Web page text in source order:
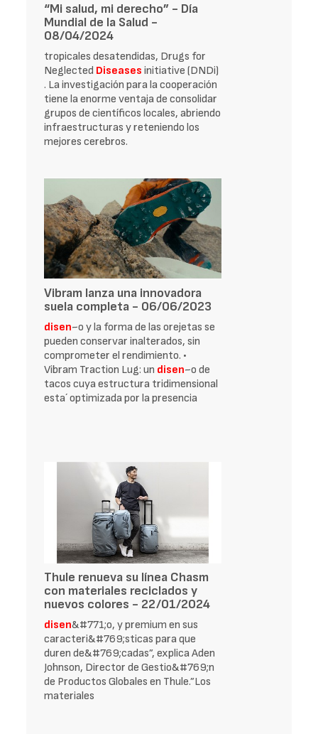
“Mi salud, mi derecho” - Día
Mundial de la Salud -
08/04/2024
tropicales desatendidas, Drugs for
Neglected Diseases initiative (DNDi)
. La investigación para la cooperación
tiene la enorme ventaja de consolidar
grupos de científicos locales, abriendo
infraestructuras y reteniendo los
mejores cerebros.
Vibram lanza una innovadora
suela completa - 06/06/2023
disen~o y la forma de las orejetas se
pueden conservar inalterados, sin
comprometer el rendimiento. •
Vibram Traction Lug: un disen~o de
tacos cuya estructura tridimensional
esta´ optimizada por la presencia
Thule renueva su línea Chasm
con materiales reciclados y
nuevos colores - 22/01/2024
disen&#771;o, y premium en sus
caracteri&#769;sticas para que
duren de&#769;cadas”, explica Aden
Johnson, Director de Gestio&#769;n
de Productos Globales en Thule.”Los
materiales